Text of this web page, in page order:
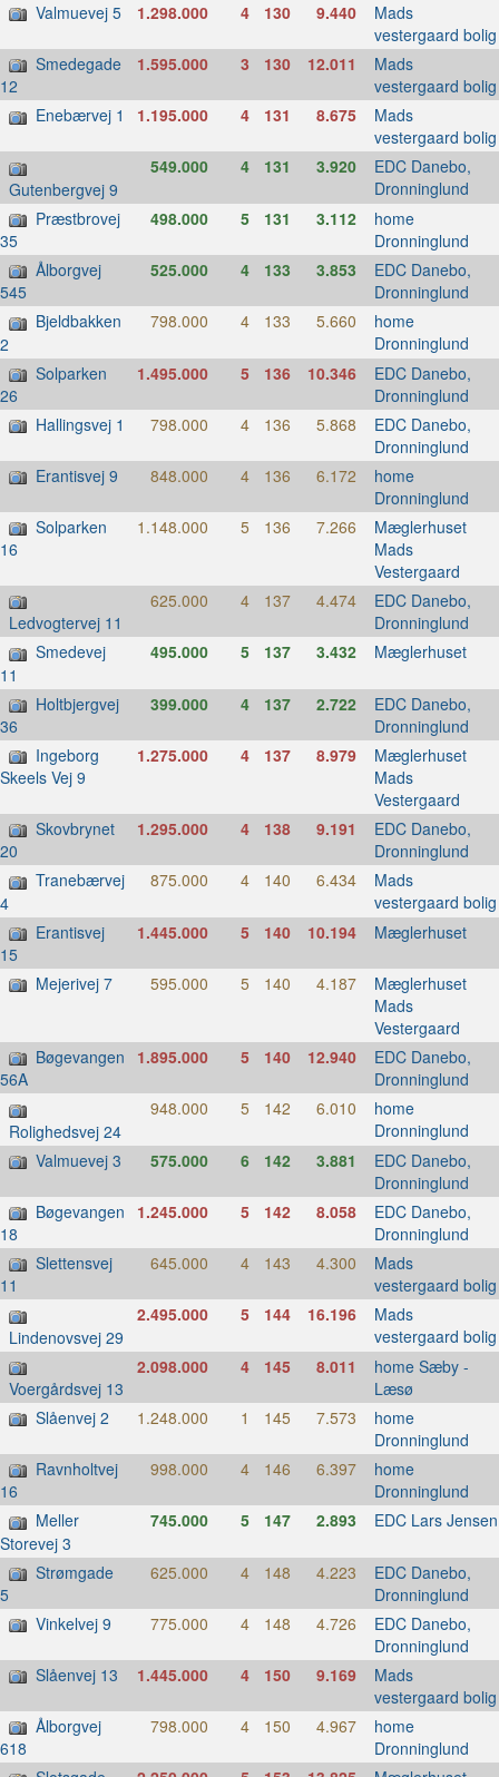
Valmuevej 5
1.298.000 4 130 9.440 Mads
vestergaard bolig
Smedegade
12
1.595.000 3 130 12.011 Mads
vestergaard bolig
Enebærvej 1
1.195.000 4 131 8.675 Mads
vestergaard bolig
Gutenbergvej 9
549.000 4 131 3.920 EDC Danebo,
Dronninglund
Præstbrovej
35
498.000 5 131 3.112 home
Dronninglund
Ålborgvej
545
525.000 4 133 3.853 EDC Danebo,
Dronninglund
Bjeldbakken
2
798.000 4 133 5.660 home
Dronninglund
Solparken
26
1.495.000 5 136 10.346 EDC Danebo,
Dronninglund
Hallingsvej 1
798.000 4 136 5.868 EDC Danebo,
Dronninglund
Erantisvej 9
848.000 4 136 6.172 home
Dronninglund
Solparken
16
1.148.000 5 136 7.266 Mæglerhuset
Mads
Vestergaard
Ledvogtervej 11
625.000 4 137 4.474 EDC Danebo,
Dronninglund
Smedevej
11
495.000 5 137 3.432 Mæglerhuset
Holtbjergvej
36
399.000 4 137 2.722 EDC Danebo,
Dronninglund
Ingeborg
Skeels Vej 9
1.275.000 4 137 8.979 Mæglerhuset
Mads
Vestergaard
Skovbrynet
20
1.295.000 4 138 9.191 EDC Danebo,
Dronninglund
Tranebærvej
4
875.000 4 140 6.434 Mads
vestergaard bolig
Erantisvej
15
1.445.000 5 140 10.194 Mæglerhuset
Mejerivej 7 595.000 5 140 4.187 Mæglerhuset
Mads
Vestergaard
Bøgevangen
56A
1.895.000 5 140 12.940 EDC Danebo,
Dronninglund
Rolighedsvej 24
948.000 5 142 6.010 home
Dronninglund
Valmuevej 3
575.000 6 142 3.881 EDC Danebo,
Dronninglund
Bøgevangen
18
1.245.000 5 142 8.058 EDC Danebo,
Dronninglund
Slettensvej
11
645.000 4 143 4.300 Mads
vestergaard bolig
Lindenovsvej 29
2.495.000 5 144 16.196 Mads
vestergaard bolig
Voergårdsvej 13
2.098.000 4 145 8.011 home Sæby -
Læsø
Slåenvej 2
1.248.000 1 145 7.573 home
Dronninglund
Ravnholtvej
16
998.000 4 146 6.397 home
Dronninglund
Meller
Storevej 3
745.000 5 147 2.893 EDC Lars Jensen
Strømgade
5
625.000 4 148 4.223 EDC Danebo,
Dronninglund
Vinkelvej 9
775.000 4 148 4.726 EDC Danebo,
Dronninglund
Slåenvej 13
1.445.000 4 150 9.169 Mads
vestergaard bolig
Ålborgvej
618
798.000 4 150 4.967 home
Dronninglund